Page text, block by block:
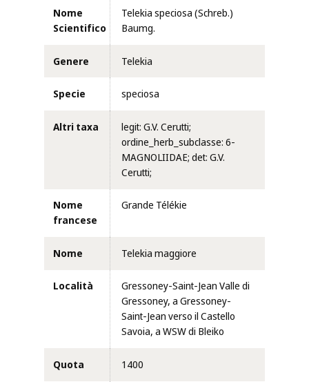
Nome
Scientifico
Telekia speciosa (Schreb.)
Baumg.
Genere Telekia
Specie speciosa
Altri taxa
legit: G.V. Cerutti;
ordine_herb_subclasse: 6-
MAGNOLIIDAE; det: G.V.
Cerutti;
Nome
francese
Grande Télékie
Nome Telekia maggiore
Località
Gressoney-Saint-Jean Valle di
Gressoney, a Gressoney-
Saint-Jean verso il Castello
Savoia, a WSW di Bleiko
Quota 1400